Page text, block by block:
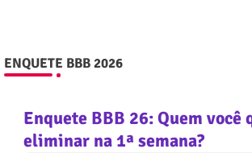
ENQUETE BBB 2026
Enquete BBB 26: Quem você
eliminar na 1ª semana?